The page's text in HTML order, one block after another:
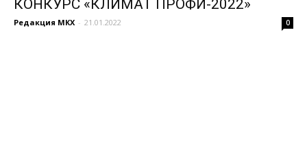
КОНКУРС «КЛИМАТ ПРОФИ-2022»
Редакция МКХ - 21.01.2022 0